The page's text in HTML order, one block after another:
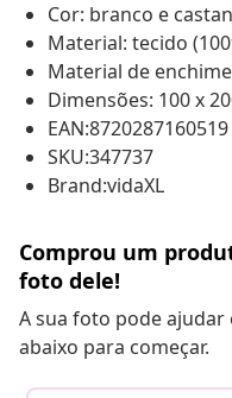
Cor: branco e
Material: tecido
Material de
Dimensões: 100 x
EAN:8720287160519
SKU:347737
Brand:vidaXL
Comprou um
foto dele!
A sua foto pode
abaixo para começar.